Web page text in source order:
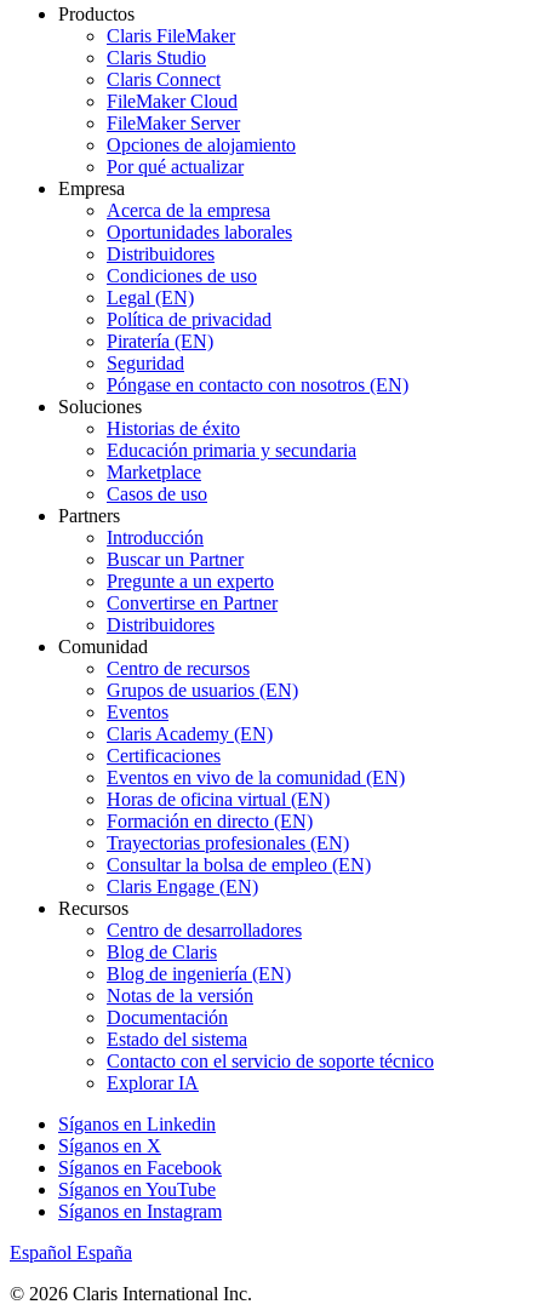
Productos
Claris FileMaker
Claris Studio
Claris Connect
FileMaker Cloud
FileMaker Server
Opciones de alojamiento
Por qué actualizar
Empresa
Acerca de la empresa
Oportunidades laborales
Distribuidores
Condiciones de uso
Legal (EN)
Política de privacidad
Piratería (EN)
Seguridad
Póngase en contacto con nosotros (EN)
Soluciones
Historias de éxito
Educación primaria y secundaria
Marketplace
Casos de uso
Partners
Introducción
Buscar un Partner
Pregunte a un experto
Convertirse en Partner
Distribuidores
Comunidad
Centro de recursos
Grupos de usuarios (EN)
Eventos
Claris Academy (EN)
Certificaciones
Eventos en vivo de la comunidad (EN)
Horas de oficina virtual (EN)
Formación en directo (EN)
Trayectorias profesionales (EN)
Consultar la bolsa de empleo (EN)
Claris Engage (EN)
Recursos
Centro de desarrolladores
Blog de Claris
Blog de ingeniería (EN)
Notas de la versión
Documentación
Estado del sistema
Contacto con el servicio de soporte técnico
Explorar IA
Síganos en Linkedin
Síganos en X
Síganos en Facebook
Síganos en YouTube
Síganos en Instagram
Español España
© 2026 Claris International Inc.